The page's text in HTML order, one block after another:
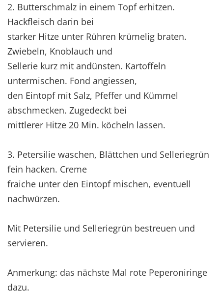
2. Butterschmalz in einem Topf erhitzen.
Hackfleisch darin bei
starker Hitze unter Rühren krümelig braten.
Zwiebeln, Knoblauch und
Sellerie kurz mit andünsten. Kartoffeln
untermischen. Fond angiessen,
den Eintopf mit Salz, Pfeffer und Kümmel
abschmecken. Zugedeckt bei
mittlerer Hitze 20 Min. köcheln lassen.
3. Petersilie waschen, Blättchen und Selleriegrün
fein hacken. Creme
fraiche unter den Eintopf mischen, eventuell
nachwürzen.
Mit Petersilie und Selleriegrün bestreuen und
servieren.
Anmerkung: das nächste Mal rote Peperoniringe
dazu.